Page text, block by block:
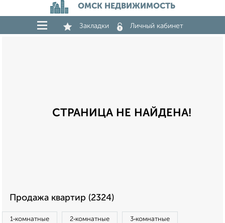
ОМСК НЕДВИЖИМОСТЬ
Закладки Личный кабинет
СТРАНИЦА НЕ НАЙДЕНА!
Продажа квартир (2324)
1‑комнатные 2‑комнатные 3‑комнатные